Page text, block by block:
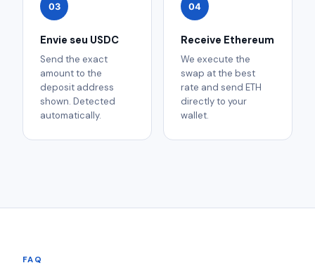
03
Envie seu USDC
Send the exact
amount to the
deposit address
shown. Detected
automatically.
04
Receive Ethereum
We execute the
swap at the best
rate and send ETH
directly to your
wallet.
FAQ